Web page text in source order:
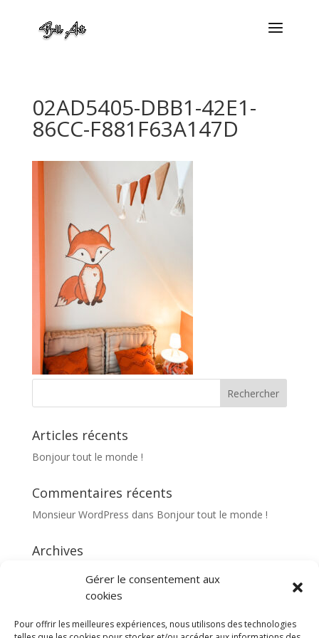
Gérer le consentement aux
cookies
Pour offrir les meilleures expériences, nous utilisons des technologies
02AD5405-DBB1-42E1-
86CC-F881F63A147D
Articles récents
Bonjour tout le monde !
Commentaires récents
Monsieur WordPress dans Bonjour tout le monde !
Archives
septembre 2014
Non classé